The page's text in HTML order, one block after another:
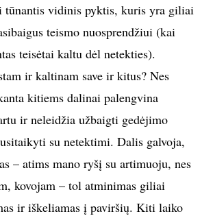
tūnantis vidinis pyktis, kuris yra giliai
teismo nuosprendžiui (kai
teisėtai kaltu dėl netekties).
ir kaltinam save ir kitus? Nes
kitiems dalinai palengvina
ir neleidžia užbaigti gedėjimo
su netektimi. Dalis galvoja,
– atims mano ryšį su artimuoju, nes
kovojam – tol atminimas giliai
ir iškeliamas į paviršių. Kiti laiko